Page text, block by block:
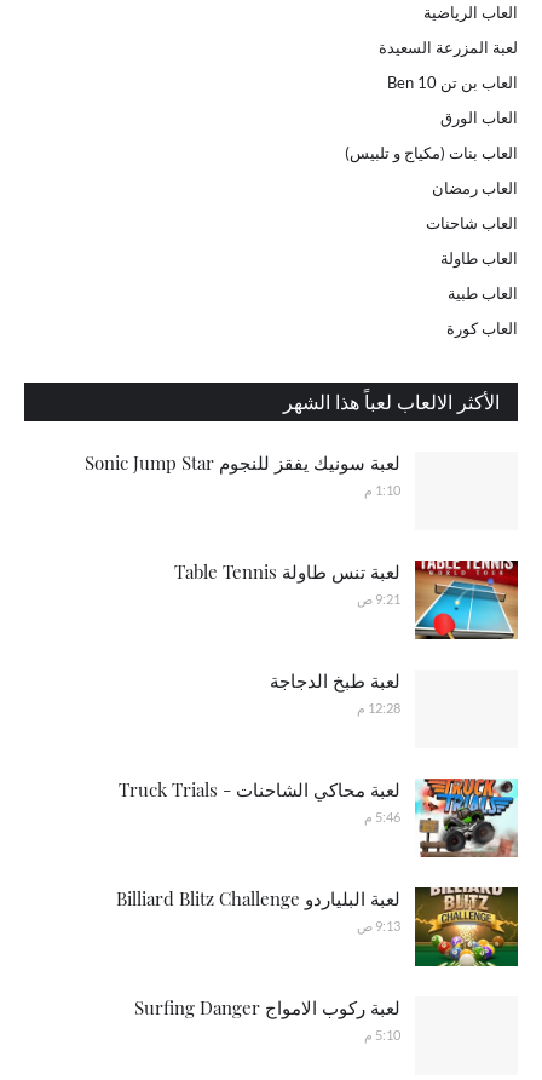
العاب الرياضية
لعبة المزرعة السعيدة
العاب بن تن Ben 10
العاب الورق
العاب بنات (مكياج و تلبيس)
العاب رمضان
العاب شاحنات
العاب طاولة
العاب طبية
العاب كورة
الأكثر الالعاب لعباً هذا الشهر
لعبة سونيك يفقز للنجوم Sonic Jump Star
1:10 م
لعبة تنس طاولة Table Tennis
9:21 ص
لعبة طبخ الدجاجة
12:28 م
لعبة محاكي الشاحنات - Truck Trials
5:46 م
لعبة البلياردو Billiard Blitz Challenge
9:13 ص
لعبة ركوب الامواج Surfing Danger
5:10 م